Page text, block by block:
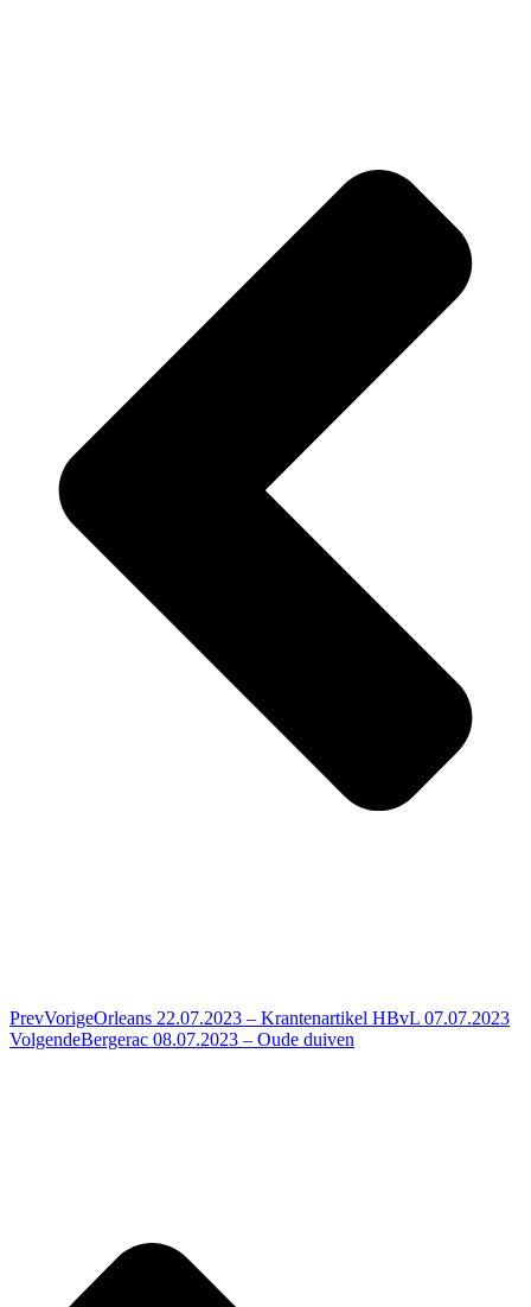
PrevVorigeOrleans 22.07.2023 – Krantenartikel HBvL 07.07.2023
VolgendeBergerac 08.07.2023 – Oude duiven